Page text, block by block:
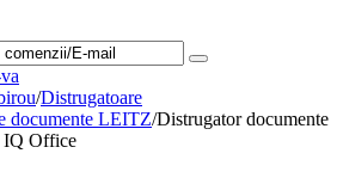
/Distrugatoare
documente LEITZ/Distrugator documente
IQ Office